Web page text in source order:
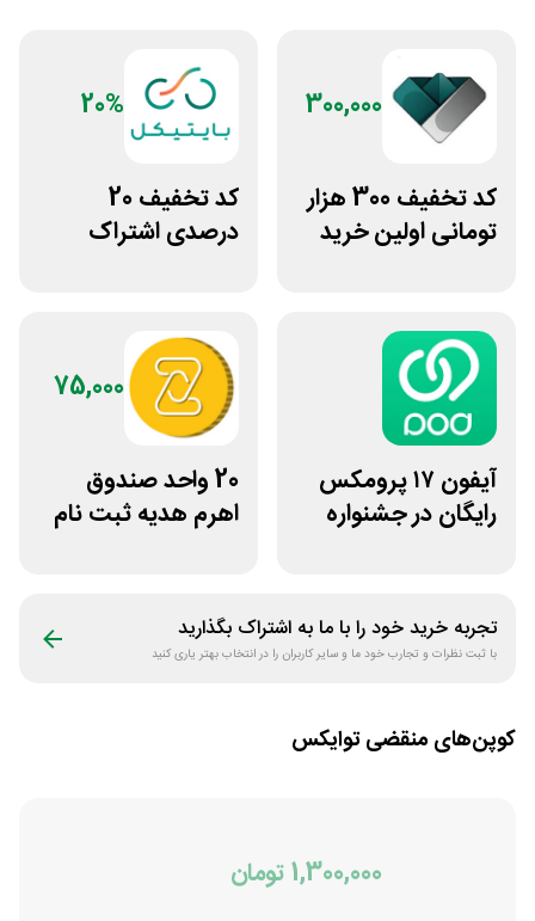
300,000
کد تخفیف 300 هزار
تومانی اولین خرید
20%
کد تخفیف 20
درصدی اشتراک
آیفون ۱۷ پرومکس
رایگان در جشنواره
75,000
20 واحد صندوق
اهرم هدیه ثبت نام
تجربه خرید خود را با ما به اشتراک بگذارید
با ثبت نظرات و تجارب خود ما و سایر کاربران را در انتخاب بهتر یاری کنید
کوپن‌های منقضیتوایکس
1,300,000 تومان